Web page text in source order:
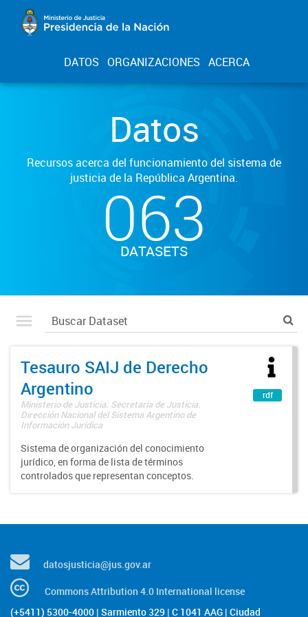
DATOS ORGANIZACIONES ACERCA
Datos
Recursos acerca del funcionamiento del sistema de
justicia de la República Argentina.
063
DATASETS
Tesauro SAIJ de Derecho
Argentino
Ministerio de Justicia. Secretaría de Justicia.
Dirección Nacional del Sistema Argentino de
Información Jurídica
Sistema de organización del conocimiento
jurídico, en forma de lista de términos
controlados que representan conceptos.
rdf
datosjusticia@jus.gov.ar
Commons Attribution 4.0 International license
(+5411) 5300-4000 | Sarmiento 329 | C 1041 AAG | Ciudad